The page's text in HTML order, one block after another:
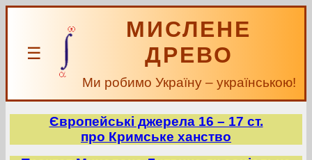
☰
МИСЛЕНЕ
ДРЕВО
Ми робимо Україну – українською!
Європейські джерела 16 – 17 ст.
про Кримське ханство